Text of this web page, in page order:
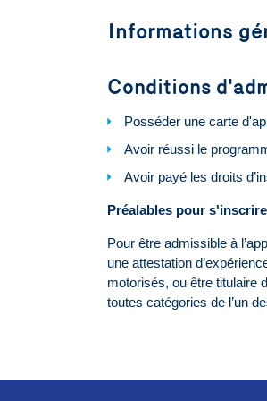
Informations
Conditions
Posséder une carte
Avoir réussi le
Avoir payé les droits
Préalables pour
Pour être admissible à
une attestation
motorisés, ou être titulaire
toutes catégories de l’un